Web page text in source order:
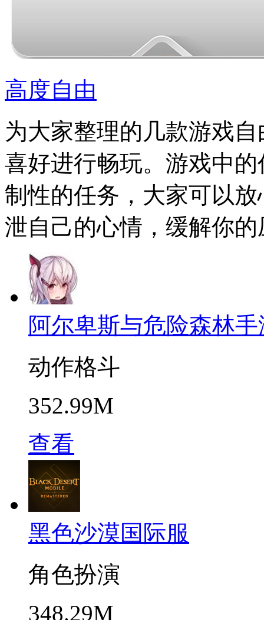
高度自由
为大家整理的几款游戏
喜好进行畅玩。游戏中
制性的任务，大家可以
泄自己的心情，缓解你的
阿尔卑斯与危险森林手
动作格斗
352.99M
查看
黑色沙漠国际服
角色扮演
348.29M